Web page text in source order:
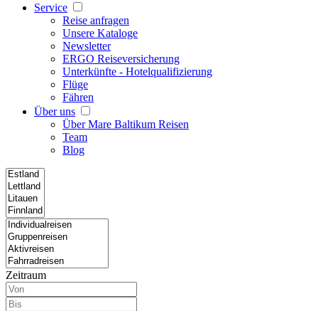
Service
Reise anfragen
Unsere Kataloge
Newsletter
ERGO Reiseversicherung
Unterkünfte - Hotelqualifizierung
Flüge
Fähren
Über uns
Über Mare Baltikum Reisen
Team
Blog
Zeitraum